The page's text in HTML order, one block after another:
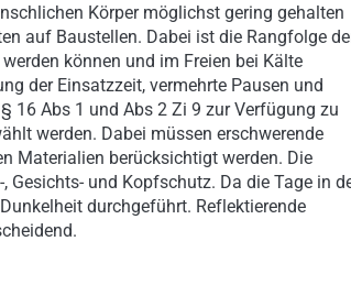
Körper möglichst gering gehalten
auf Baustellen. Dabei ist die Rangfolge
können und im Freien bei Kälte
der Einsatzzeit, vermehrte Pausen und
16 Abs 1 und Abs 2 Zi 9 zur Verfügung zu
werden. Dabei müssen erschwerende
Materialien berücksichtigt werden. Die
und Kopfschutz. Da die Tage in
durchgeführt. Reflektierende